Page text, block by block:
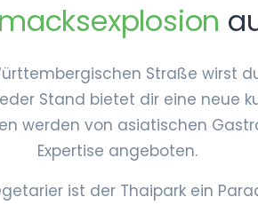
Straße wirst
Stand bietet dir eine neue
werden von asiatischen
Expertise angeboten.
ist der Thaipark ein